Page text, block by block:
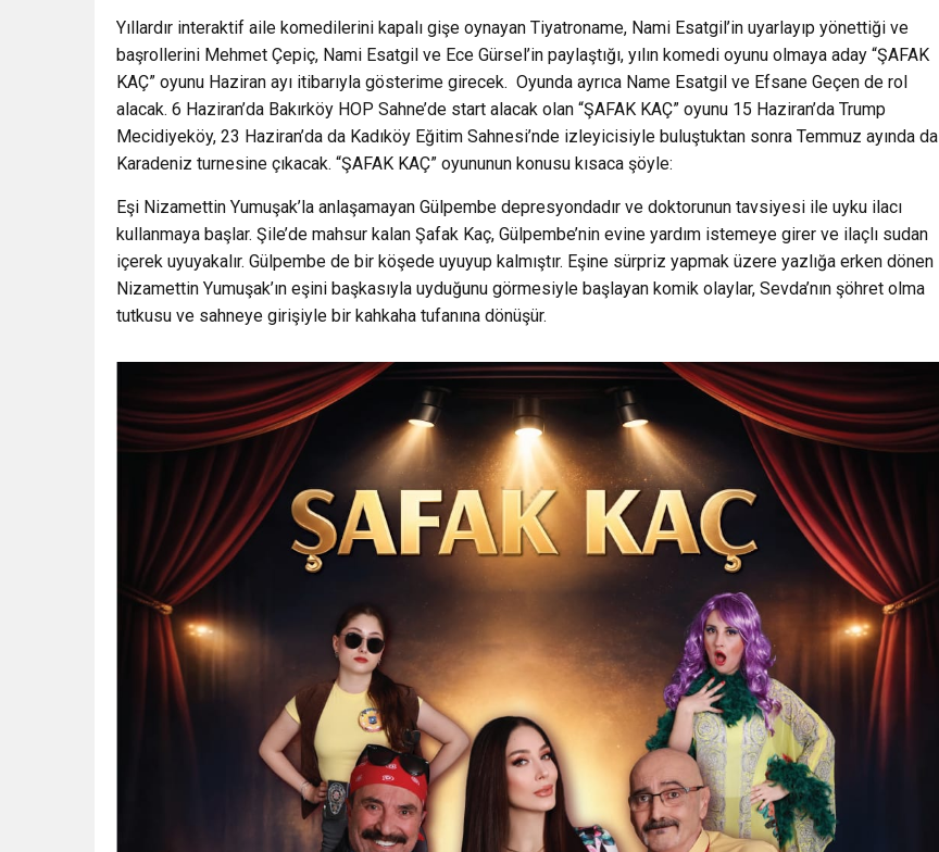
Yıllardır interaktif aile komedilerini kapalı gişe oynayan Tiyatroname, Nami Esatgil’in uyarlayıp yönettiği ve
başrollerini Mehmet Çepiç, Nami Esatgil ve Ece Gürsel’in paylaştığı, yılın komedi oyunu olmaya aday “ŞAFAK
KAÇ” oyunu Haziran ayı itibarıyla gösterime girecek. Oyunda ayrıca Name Esatgil ve Efsane Geçen de rol
alacak. 6 Haziran’da Bakırköy HOP Sahne’de start alacak olan “ŞAFAK KAÇ” oyunu 15 Haziran’da Trump
Mecidiyeköy, 23 Haziran’da da Kadıköy Eğitim Sahnesi’nde izleyicisiyle buluştuktan sonra Temmuz ayında da
Karadeniz turnesine çıkacak. “ŞAFAK KAÇ” oyununun konusu kısaca şöyle:
Eşi Nizamettin Yumuşak’la anlaşamayan Gülpembe depresyondadır ve doktorunun tavsiyesi ile uyku ilacı
kullanmaya başlar. Şile’de mahsur kalan Şafak Kaç, Gülpembe’nin evine yardım istemeye girer ve ilaçlı sudan
içerek uyuyakalır. Gülpembe de bir köşede uyuyup kalmıştır. Eşine sürpriz yapmak üzere yazlığa erken dönen
Nizamettin Yumuşak’ın eşini başkasıyla uyduğunu görmesiyle başlayan komik olaylar, Sevda’nın şöhret olma
tutkusu ve sahneye girişiyle bir kahkaha tufanına dönüşür.